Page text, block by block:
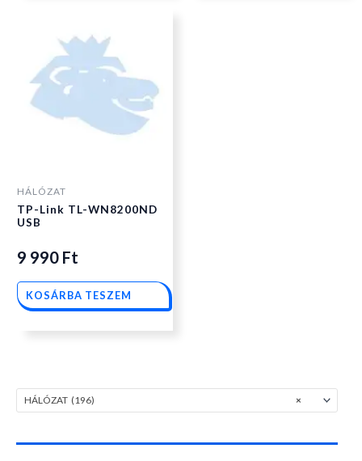
×
HÁLÓZAT (196)
HÁLÓZAT
TP-Link TL-WN8200ND
USB
9 990 Ft
KOSÁRBA TESZEM